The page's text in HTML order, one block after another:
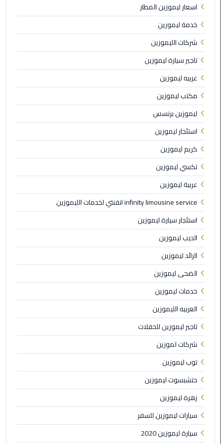
ليموزين
مطار
شرم
الشيخ
ليموزين
مطار
القاهرة
الخط
الساخن
ليموزين
مطار
العاصمة
الادارية
ليموزين
مطار
القاهرة
الي
اسكندرية
تاكسي
العاصمة
ليموزين
مطار
برج
العرب
الدولي
تاكسي
لندن
ليموزين
مطار
برج
العرب
اسعار ليموزين المطار
خدمة ليموزين
شركات الليموزين
تاجير سيارة ليموزين
عربيه ليموزين
مكتب ليموزين
ليموزين برنسس
استئجار ليموزين
كريم ليموزين
تكسي ليموزين
عربية ليموزين
infinity limousine service انفنتي لخدمات الليموزين
استئجار سيارة ليموزين
الديب ليموزين
الرائد ليموزين
الضحى ليموزين
خدمات ليموزين
العربيه الليموزين
تاجير ليموزين للحفلات
شركات لموزين
توب ليموزين
حتشبسوت ليموزين
زهرة ليموزين
سيارات ليموزين للسفر
سيارة ليموزين 2020